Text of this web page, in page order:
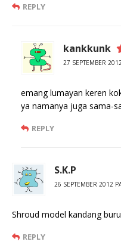
REPLY
kankkunk
27 SEPTEMBER
emang lumayan keren
ya namanya juga sama-
REPLY
S.K.P
26 SEPTEMBER 2012
Shroud model kandang
REPLY